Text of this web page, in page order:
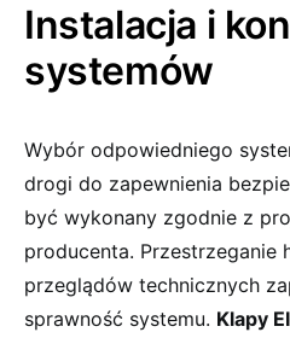
Instalacja i
systemów
Wybór odpowiedniego
drogi do zapewnienia
być wykonany zgodnie z
producenta. Przestrzeganie
przeglądów technicznych
sprawność systemu. Klapy